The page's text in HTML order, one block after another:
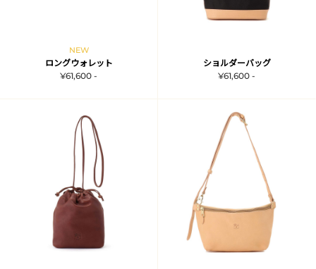
NEW
ロングウォレット
¥61,600 -
ショルダーバッグ
¥61,600 -